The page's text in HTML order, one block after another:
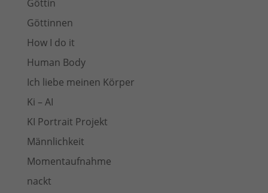
Göttin
Göttinnen
How I do it
Human Body
Ich liebe meinen Körper
Ki – AI
KI Portrait Projekt
Männlichkeit
Momentaufnahme
nackt